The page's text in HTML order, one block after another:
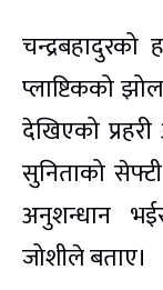
प्लाष्टिकको
देखिएको
सुनिताको
अनुशन्धान
जोशीले बताए।